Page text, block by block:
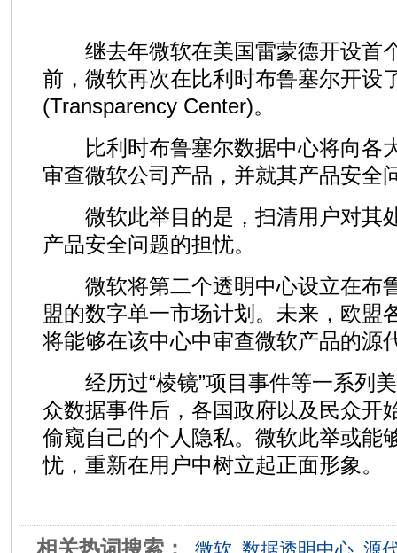
继去年微软在美国雷蒙德开设首
前，微软再次在比利时布鲁塞尔开设
(Transparency Center)。
比利时布鲁塞尔数据中心将向各
审查微软公司产品，并就其产品安全
微软此举目的是，扫清用户对其
产品安全问题的担忧。
微软将第二个透明中心设立在布
盟的数字单一市场计划。未来，欧盟
将能够在该中心中审查微软产品的源
经历过“棱镜”项目事件等一系列
众数据事件后，各国政府以及民众开
偷窥自己的个人隐私。微软此举或能
忧，重新在用户中树立起正面形象。
相关热词搜索：